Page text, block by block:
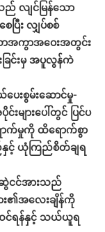
လျင်မြန်သော
ြီး လျှပ်စစ်
အကွာအဝေးအတွင်း
ခြင်းမှ အပူလွန်ကဲ
းစွမ်းဆောင်မှု-
ျားပေါ်တွင် ပြင်ပ
က်မှုကို ထိရောက်စွာ
ည်နှင့် ယုံကြည်စိတ်ချရ
ငင်အားသည်
း၏အလေးချိန်ကို
ဆင်ရန်နှင့် သယ်ယူရ